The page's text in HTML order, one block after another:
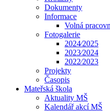
Dokumenty
Informace
Volná
Fotogalerie
2024⁄2025
2023⁄2024
2022⁄2023
Projekty
Časopis
Mateřská škola
Aktuality MŠ
Kalendář akcí MŠ